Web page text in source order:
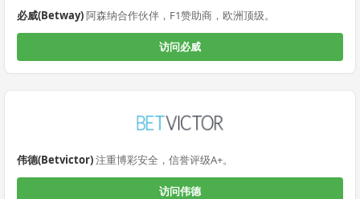
必威(Betway)阿森纳合作伙伴，F1赞助商，欧洲顶级。
访问必威
伟德(Betvictor)注重博彩安全，信誉评级A+。
访问伟德